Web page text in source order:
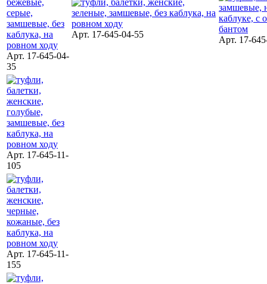
Арт. 17-645-04-
35
Арт. 17-645-04-55
Арт. 17-
Арт. 17-645-11-
105
Арт. 17-645-11-
155